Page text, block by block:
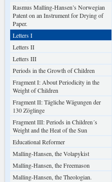
Rasmus Malling-Hansen’s Norwegian
Patent on an Instrument for Drying of
Paper.
Letters I
Letters II
Letters III
Periods in the Growth of Children
Fragment I: About Periodicity in the
Weight of Children
Fragment II: Tägliche Wägungen der
130 Zöglinge
Fragment III: Periods in Children´s
Weight and the Heat of the Sun
Educational Reformer
Malling-Hansen, the Volapykist
Malling-Hansen, the Freemason
Malling-Hansen, the Theologian.